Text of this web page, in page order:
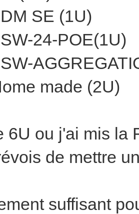
SE (1U)
24-POE(1U)
made (2U)
6U ou j'ai mis la
de mettre
suffisant